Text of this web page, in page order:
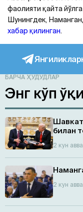
фаолияти қайта
Шунингдек,
хабар қилинган.
БАРЧА ҲУДУДЛАР
Энг кўп
билан
2 кун
2 кун